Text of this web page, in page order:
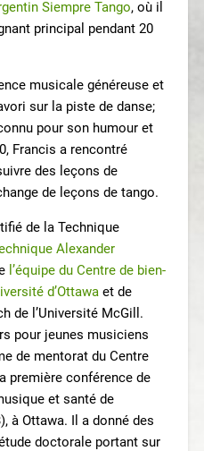
Siempre Tango, où il
principal pendant 20
musicale généreuse et
sur la piste de danse;
pour son humour et
Francis a rencontré
des leçons de
de leçons de tango.
de la Technique
Alexander
l’équipe du Centre de bien-
d’Ottawa et de
de l’Université McGill.
pour jeunes musiciens
de mentorat du Centre
première conférence de
et santé de
à Ottawa. Il a donné des
doctorale portant sur